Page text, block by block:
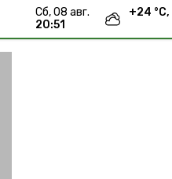
сб, 08 авг.
20:51
+24 °С,